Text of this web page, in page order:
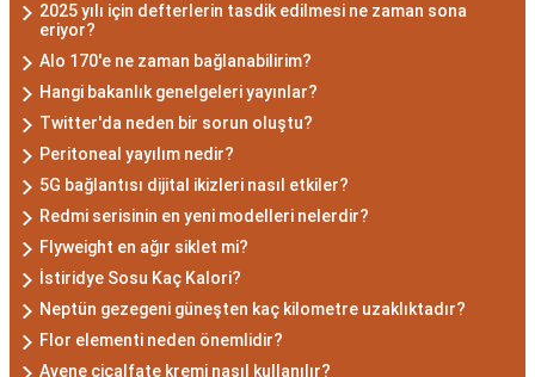
ve derin bir içsel güce sahiptir. Karizmatik ve
etkileyici kişilikleriyle dikkat çekerler. Akrep burcu
erkekleri, duygusal derinlikleri ve tutkulu
yaklaşımlarıyla ilişkilerde derin bağlar kurabilirler.
Ancak, bazen kıskançlık eğilimleri de
gösterebilirler.
Akrep Burcu Kadını
Özellikleri: Çekici ve Zeki
Akrep burcu kadını, çekici ve gizemli bir aura ile
çevrili olan kadınlardır. Zekalarını kullanarak
2025 yılı için defterlerin tasdik edilmesi ne zaman sona
eriyor?
Alo 170'e ne zaman bağlanabilirim?
Hangi bakanlık genelgeleri yayınlar?
Twitter'da neden bir sorun oluştu?
Peritoneal yayılım nedir?
5G bağlantısı dijital ikizleri nasıl etkiler?
Redmi serisinin en yeni modelleri nelerdir?
Flyweight en ağır siklet mi?
İstiridye Sosu Kaç Kalori?
Neptün gezegeni güneşten kaç kilometre uzaklıktadır?
Flor elementi neden önemlidir?
Avene cicalfate kremi nasıl kullanılır?